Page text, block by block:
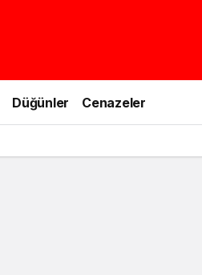
Düğünler Cenazeler